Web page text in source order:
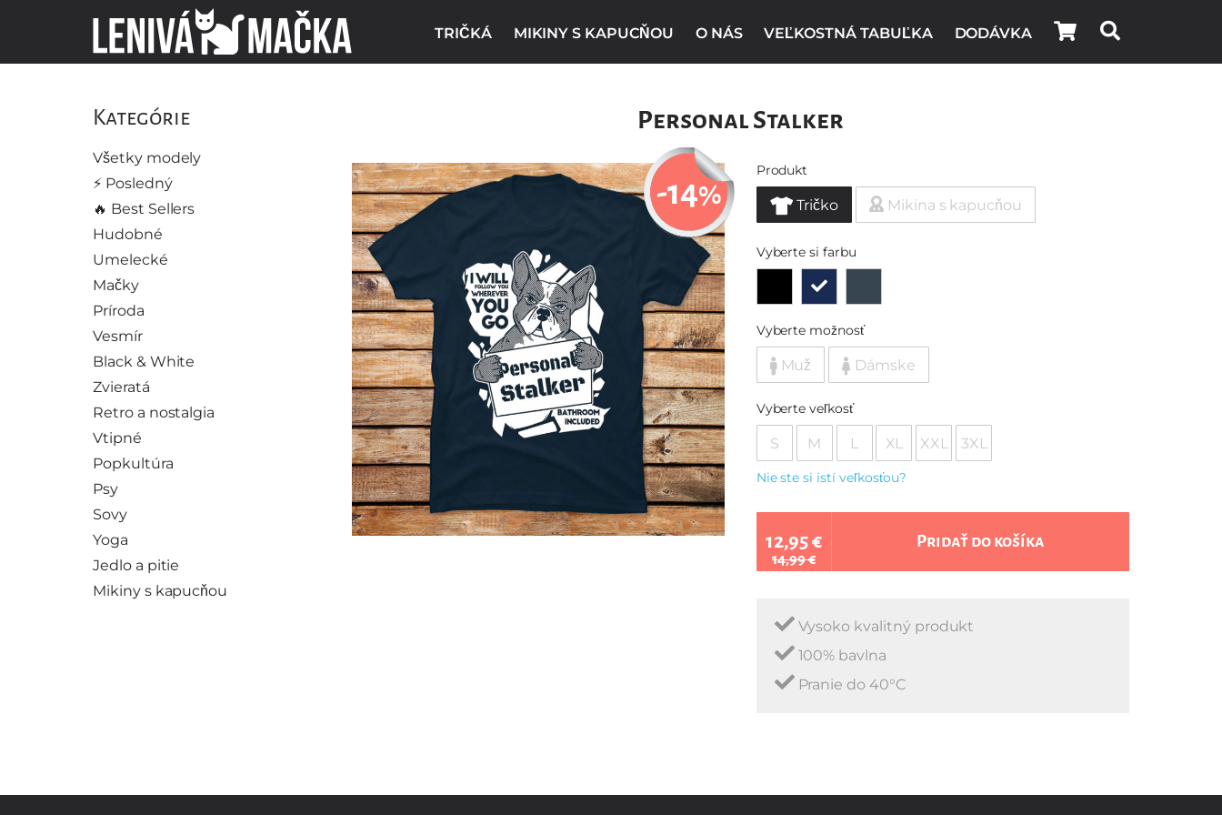
TRIČKÁ MIKINY S KAPUCŇOU O NÁS VEĽKOSTNÁ TABUĽKA DODÁVKA
Kategórie
Všetky modely
⚡️ Posledný
🔥 Best Sellers
Hudobné
Umelecké
Mačky
Príroda
Vesmír
Black & White
Zvieratá
Retro a nostalgia
Vtipné
Popkultúra
Psy
Sovy
Yoga
Jedlo a pitie
Mikiny s kapucňou
Personal Stalker
-14%
Produkt
Tričko Mikina s kapucňou
Vyberte si farbu
Vyberte možnosť
Muž Dámske
Vyberte veľkosť
S M L XL XXL 3XL
Nie ste si istí veľkosťou?
12,95 €
14,99 €
Pridať do košíka
Vysoko kvalitný produkt
100% bavlna
Pranie do 40°C